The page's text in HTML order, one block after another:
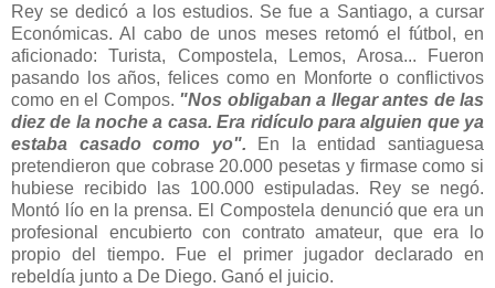
Rey se dedicó a los estudios. Se fue a Santiago, a cursar
Económicas. Al cabo de unos meses retomó el fútbol, en
aficionado: Turista, Compostela, Lemos, Arosa... Fueron
pasando los años, felices como en Monforte o conflictivos
como en el Compos. "Nos obligaban a llegar antes de las
diez de la noche a casa. Era ridículo para alguien que ya
estaba casado como yo". En la entidad santiaguesa
pretendieron que cobrase 20.000 pesetas y firmase como si
hubiese recibido las 100.000 estipuladas. Rey se negó.
Montó lío en la prensa. El Compostela denunció que era un
profesional encubierto con contrato amateur, que era lo
propio del tiempo. Fue el primer jugador declarado en
rebeldía junto a De Diego. Ganó el juicio.